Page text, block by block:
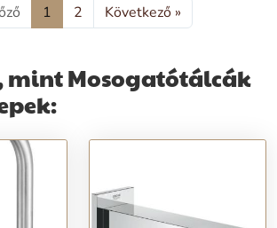
1 2 Következő »
mint Mosogatótálcák